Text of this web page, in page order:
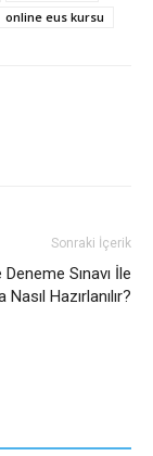
online eus kursu
Sonraki İçerik
Sınavı İle
Nasıl Hazırlanılır?